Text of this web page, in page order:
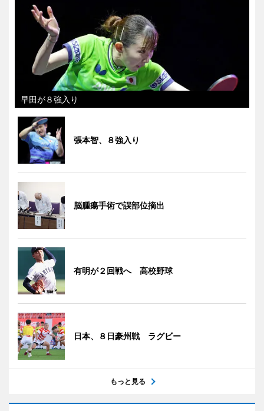
早田が８強入り
張本智、８強入り
脳腫瘍手術で誤部位摘出
有明が２回戦へ 高校野球
日本、８日豪州戦 ラグビー
もっと見る